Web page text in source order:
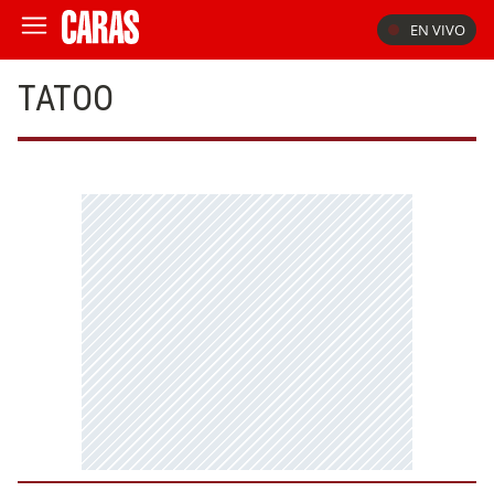
EN VIVO
TATOO